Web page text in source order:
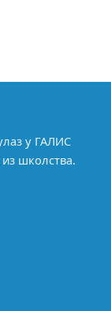
у ГАЛИС
школства.